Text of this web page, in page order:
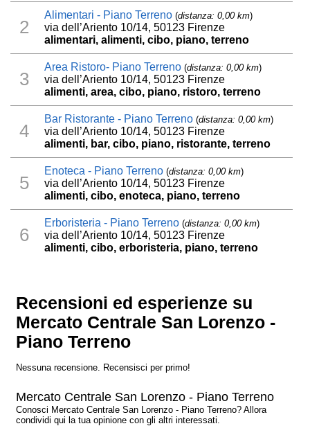
2
Alimentari - Piano Terreno (distanza: 0,00 km)
via dell’Ariento 10/14, 50123 Firenze
alimentari, alimenti, cibo, piano, terreno
3
Area Ristoro- Piano Terreno (distanza: 0,00 km)
via dell’Ariento 10/14, 50123 Firenze
alimenti, area, cibo, piano, ristoro, terreno
4
Bar Ristorante - Piano Terreno (distanza: 0,00 km)
via dell’Ariento 10/14, 50123 Firenze
alimenti, bar, cibo, piano, ristorante, terreno
5
Enoteca - Piano Terreno (distanza: 0,00 km)
via dell’Ariento 10/14, 50123 Firenze
alimenti, cibo, enoteca, piano, terreno
6
Erboristeria - Piano Terreno (distanza: 0,00 km)
via dell’Ariento 10/14, 50123 Firenze
alimenti, cibo, erboristeria, piano, terreno
Recensioni ed esperienze su
Mercato Centrale San Lorenzo -
Piano Terreno
Nessuna recensione. Recensisci per primo!
Mercato Centrale San Lorenzo - Piano Terreno
Conosci Mercato Centrale San Lorenzo - Piano Terreno? Allora
condividi qui la tua opinione con gli altri interessati.